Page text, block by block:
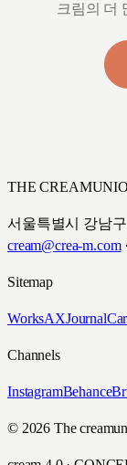
크림의 더
THE
서울특별시 강남
cream@crea-m.com·
Sitemap
WorksAXJournal
Channels
InstagramBehance
© 2026 The